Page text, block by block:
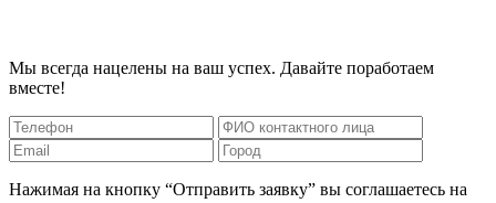
Мы всегда нацелены на ваш успех. Давайте поработаем
вместе!
Нажимая на кнопку “Отправить заявку” вы соглашаетесь на